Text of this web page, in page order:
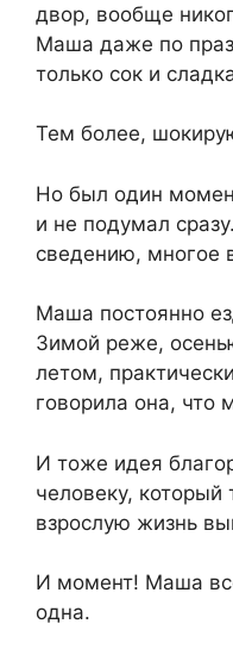
двор, вообще
Маша даже по
только сок и
Тем более,
Но был один
и не подумал
сведению, многое
Маша постоянно
Зимой реже,
летом,
говорила она, что
И тоже идея
человеку,
взрослую жизнь
И момент! Маша
одна.